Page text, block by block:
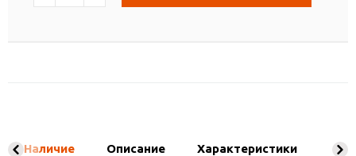
Наличие Описание Характеристики